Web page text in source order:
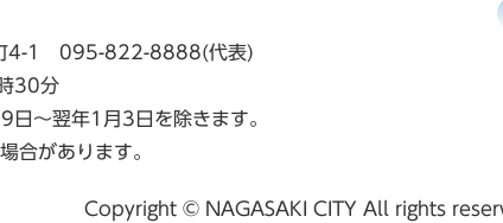
4-1
095-822-8888(代表)
30分
～翌年1月3日を除きます。
合があります。
Copyright © NAGASAKI CITY All rights